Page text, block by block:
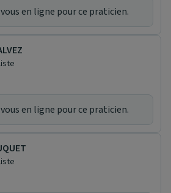
en ligne pour ce praticien.
en ligne pour ce praticien.